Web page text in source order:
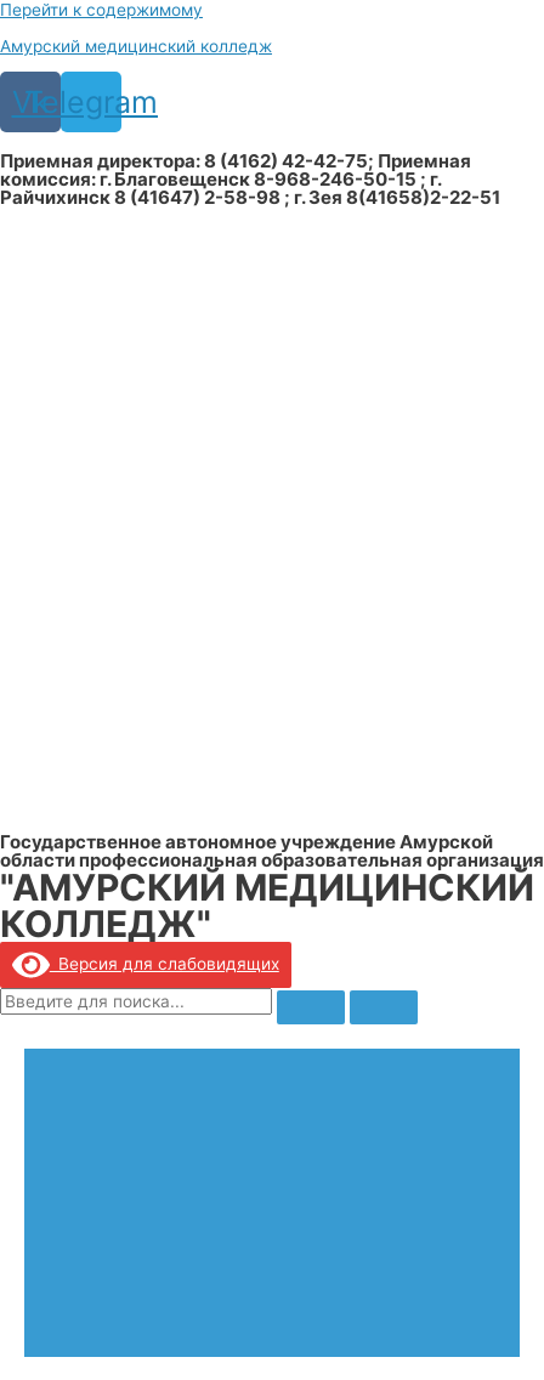
Перейти к содержимому
Амурский медицинский колледж
Vk
Telegram
Приемная директора: 8 (4162) 42-42-75; Приемная
комиссия: г. Благовещенск 8-968-246-50-15 ; г.
Райчихинск 8 (41647) 2-58-98 ; г. Зея 8(41658)2-22-51
Государственное автономное учреждение Амурской
области профессиональная образовательная организация
"АМУРСКИЙ МЕДИЦИНСКИЙ
КОЛЛЕДЖ"
Версия для слабовидящих